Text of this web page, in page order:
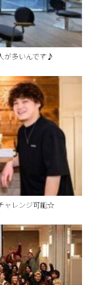
が多いんです♪
ャレンジ可能☆